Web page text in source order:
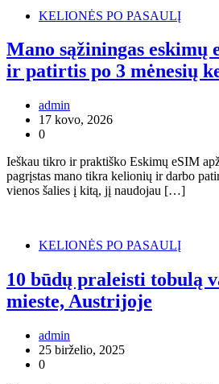
KELIONĖS PO PASAULĮ
Mano sąžiningas eskimų
ir patirtis po 3 mėnesių
admin
17 kovo, 2026
0
Ieškau tikro ir praktiško Eskimų eSIM
pagrįstas mano tikra kelionių ir darbo
vienos šalies į kitą, jį naudojau […]
KELIONĖS PO PASAULĮ
10 būdų praleisti tobulą
mieste, Austrijoje
admin
25 birželio, 2025
0